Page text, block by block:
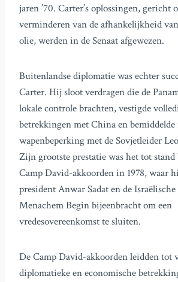
jaren ’70. Carter’s oplossingen, gericht
verminderen van de afhankelijkheid
olie, werden in de Senaat afgewezen.
Buitenlandse diplomatie was echter
Carter. Hij sloot verdragen die de
lokale controle brachten, vestigde
betrekkingen met China en
wapenbeperking met de Sovjetleider
Zijn grootste prestatie was het tot stand
Camp David-akkoorden in 1978, waar
president Anwar Sadat en de
Menachem Begin bijeenbracht om een
vredesovereenkomst te sluiten.
De Camp David-akkoorden leidden tot
diplomatieke en economische